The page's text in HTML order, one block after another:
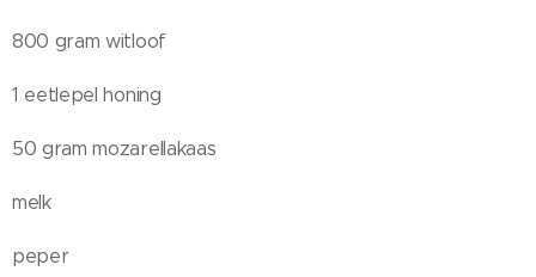
800 gram witloof
1 eetlepel honing
50 gram mozarellakaas
melk
peper